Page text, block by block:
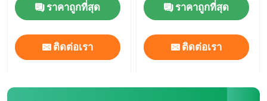
ราคาถูกที่สุด
ติดต่อเรา
ราคาถูกที่สุด
ติดต่อเรา